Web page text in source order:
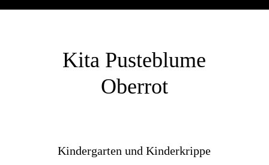
Kita Pusteblume
Oberrot
Kindergarten und Kinderkrippe